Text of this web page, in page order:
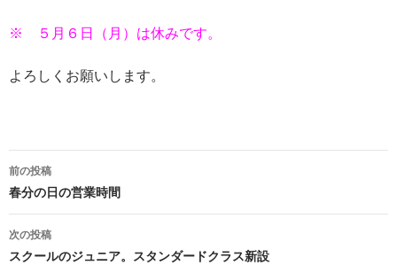
※ ５月６日（月）は休みです。
よろしくお願いします。
投
稿
ナ
ビ
前の投稿
春分の日の営業時間
次の投稿
スクールのジュニア。スタンダードクラス新設